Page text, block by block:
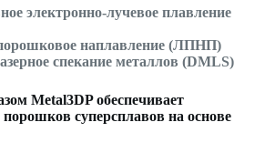
электронно-лучевое плавление
наплавление (ЛПНП)
спекание металлов (DMLS)
Metal3DP обеспечивает
порошков суперсплавов на основе